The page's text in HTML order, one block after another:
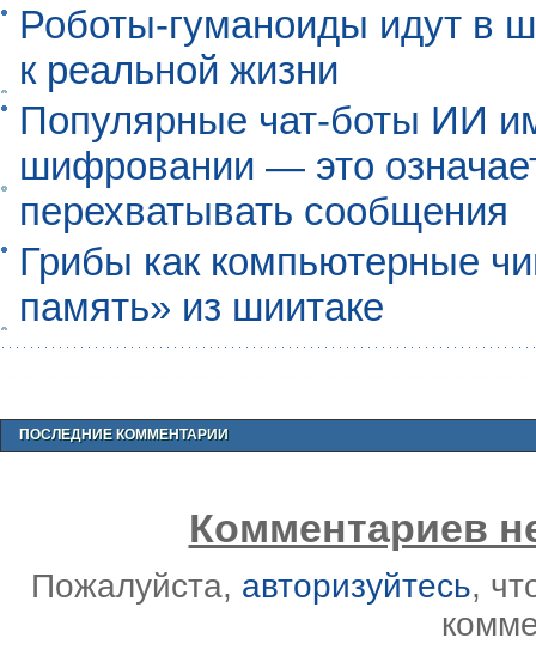
Роботы-гуманоиды идут в
к реальной жизни
Популярные чат-боты ИИ
шифровании — это
перехватывать сообщения
Грибы как компьютерные
память» из шиитаке
ПОСЛЕДНИЕ КОММЕНТАРИИ
Комментариев
Пожалуйста, авторизуйтесь,